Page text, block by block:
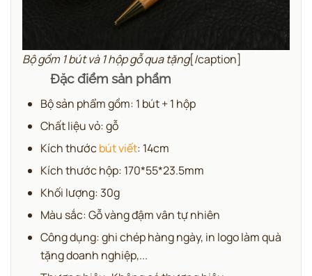
Bộ gồm 1 bút và 1 hộp gỗ qua tặng[/caption]
Đặc điểm sản phẩm
Bộ sản phẩm gồm: 1 bút + 1 hộp
Chất liệu vỏ: gỗ
Kích thướcbút viết: 14cm
Kích thước hộp: 170*55*23.5mm
Khối lượng: 30g
Màu sắc: Gỗ vàng đậm vân tự nhiên
Công dụng: ghi chép hàng ngày, in logo làm quà
tặng doanh nghiệp,...